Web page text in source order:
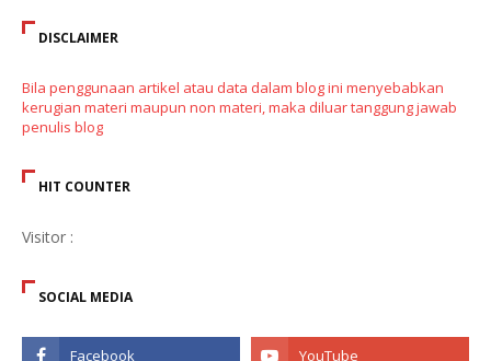
DISCLAIMER
Bila penggunaan artikel atau data dalam blog ini menyebabkan
kerugian materi maupun non materi, maka diluar tanggung jawab
penulis blog
HIT COUNTER
Visitor :
SOCIAL MEDIA